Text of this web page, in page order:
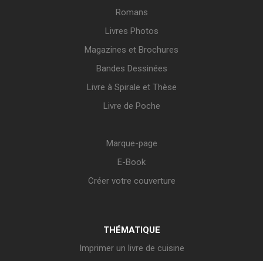
Romans
Livres Photos
Magazines et Brochures
Bandes Dessinées
Livre à Spirale et Thèse
Livre de Poche
Marque-page
E-Book
Créer votre couverture
THÉMATIQUE
Imprimer un livre de cuisine